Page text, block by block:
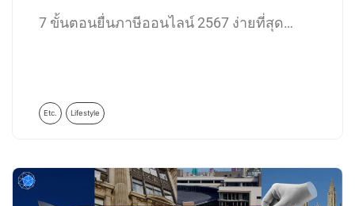
7 ขั้นตอนยื่นภาษีออนไลน์ 2567 ง่ายที่สุด…
Etc. Lifestyle